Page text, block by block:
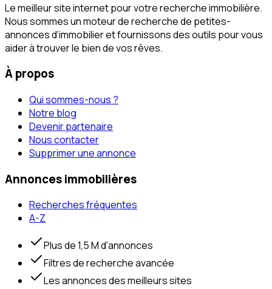
Le meilleur site internet pour votre recherche immobilière.
Nous sommes un moteur de recherche de petites-
annonces d‘immobilier et fournissons des outils pour vous
aider à trouver le bien de vos rêves.
À propos
Qui sommes-nous ?
Notre blog
Devenir partenaire
Nous contacter
Supprimer une annonce
Annonces immobilières
Recherches fréquentes
A-Z
Plus de 1,5 M d'annonces
Filtres de recherche avancée
Les annonces des meilleurs sites